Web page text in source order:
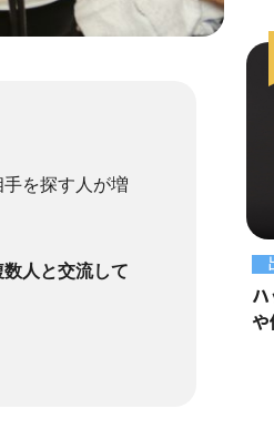
を探す人が増
人と交流して
ハ
や